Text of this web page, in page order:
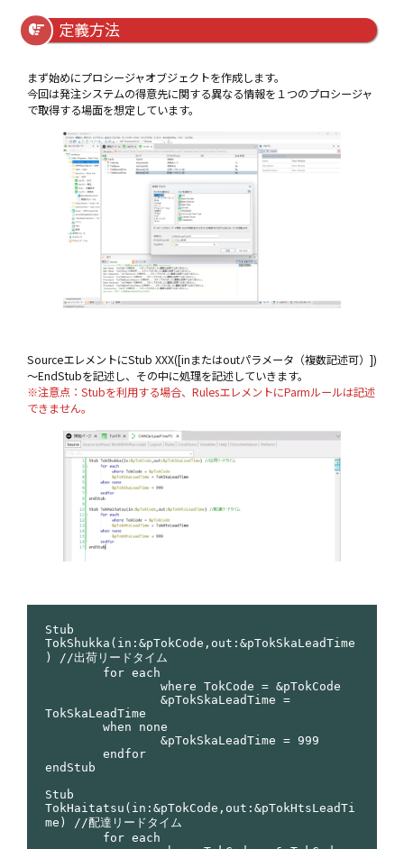
定義方法
まず始めにプロシージャオブジェクトを作成します。
今回は発注システムの得意先に関する異なる情報を１つのプロシージャ
で取得する場面を想定しています。
SourceエレメントにStub XXX([inまたはoutパラメータ（複数記述可）])
～EndStubを記述し、その中に処理を記述していきます。
※注意点：Stubを利用する場合、RulesエレメントにParmルールは記述
できません。
Stub
TokShukka(in:&pTokCode,out:&pTokSkaLeadTime
) //出荷リードタイム
TokSkaLeadTime
endStub
Stub
TokHaitatsu(in:&pTokCode,out:&pTokHtsLeadTi
me) //配達リードタイム